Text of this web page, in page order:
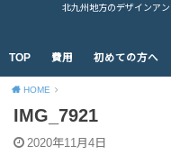
北九州地方のデザインア
TOP 費用 初めての方へ
HOME
IMG_7921
2020年11月4日